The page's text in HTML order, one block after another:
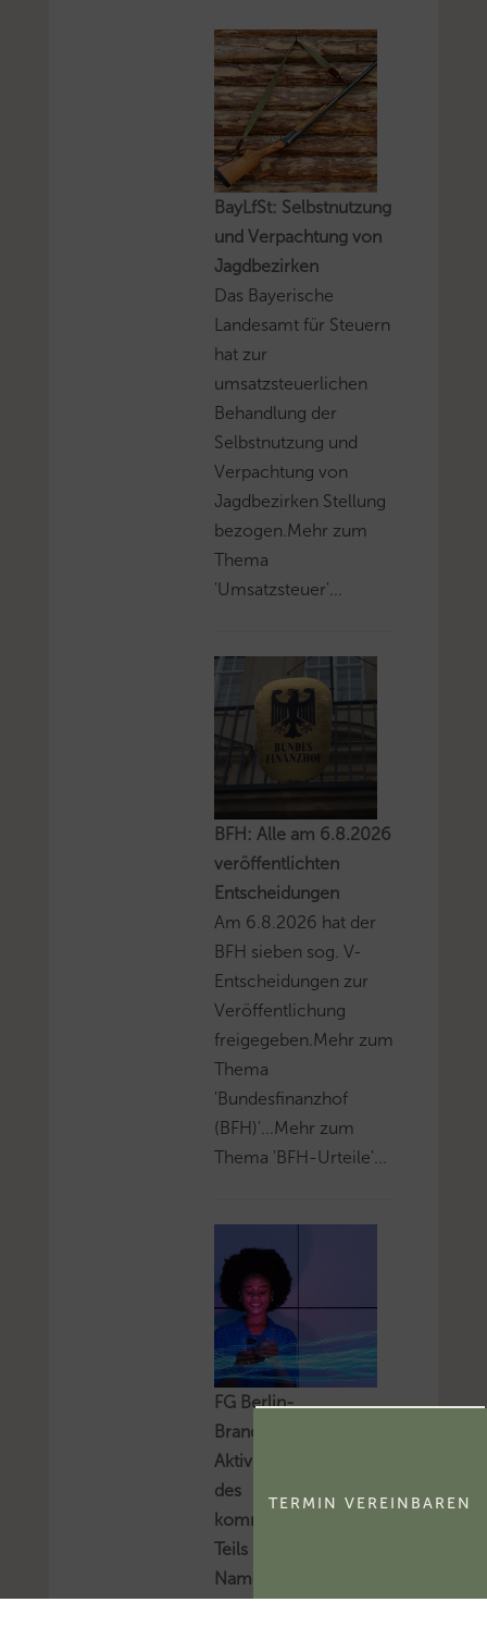
BayLfSt: Selbstnutzung
und Verpachtung von
Jagdbezirken
Das Bayerische
Landesamt für Steuern
hat zur
umsatzsteuerlichen
Behandlung der
Selbstnutzung und
Verpachtung von
Jagdbezirken Stellung
bezogen.Mehr zum
Thema
'Umsatzsteuer'...
BFH: Alle am 6.8.2026
veröffentlichten
Entscheidungen
Am 6.8.2026 hat der
BFH sieben sog. V-
Entscheidungen zur
Veröffentlichung
freigegeben.Mehr zum
Thema
'Bundesfinanzhof
(BFH)'...Mehr zum
Thema 'BFH-Urteile'...
FG Berlin-
Brandenburg:
Aktivierungsfähigkeit
des
kommerzialisierbaren
Teils eines
Namensrechts
TERMIN VEREINBAREN